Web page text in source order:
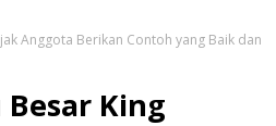
Anggota Berikan Contoh yang Baik dan
King